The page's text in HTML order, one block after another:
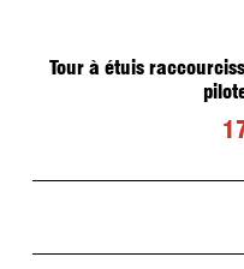
Tour à étuis